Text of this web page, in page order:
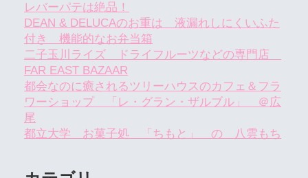
レバーパテは絶品！
DEAN & DELUCAのお重は 液漏れしにくいふた
付き 機能的なお弁当箱
二子玉川ライズ ドライフルーツなどの専門店
FAR EAST BAZAAR
都会なのに癒されるツリーハウスのカフェ＆フラ
ワーショップ 「レ・グラン・ザルブル」 ＠広
尾
都立大学 お菓子処 「ちもと」 の 八雲もち